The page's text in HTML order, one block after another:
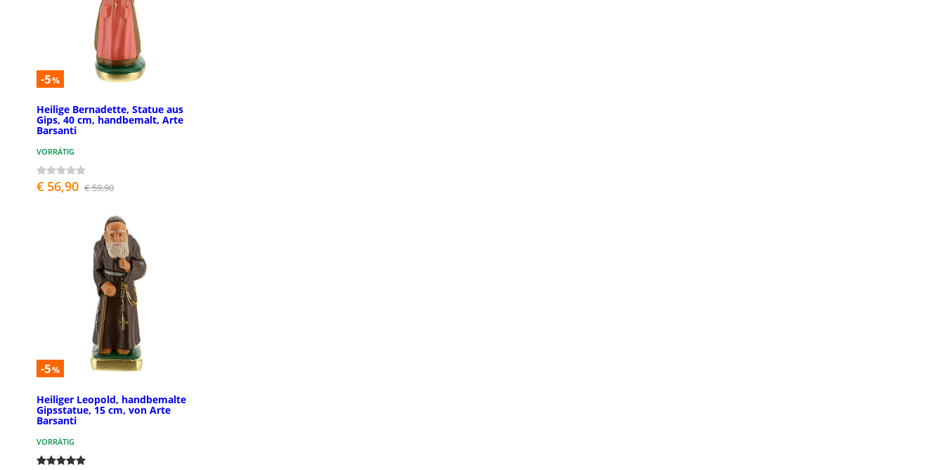
-5%
Heilige Bernadette, Statue aus
Gips, 40 cm, handbemalt, Arte
Barsanti
VORRÄTIG
€ 56,90 € 59,90
-5%
Heiliger Leopold, handbemalte
Gipsstatue, 15 cm, von Arte
Barsanti
VORRÄTIG